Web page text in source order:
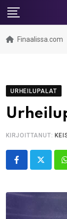
Skip
content
Finaalissa.com
URHEILUPALAT
KIRJOITTANUT: